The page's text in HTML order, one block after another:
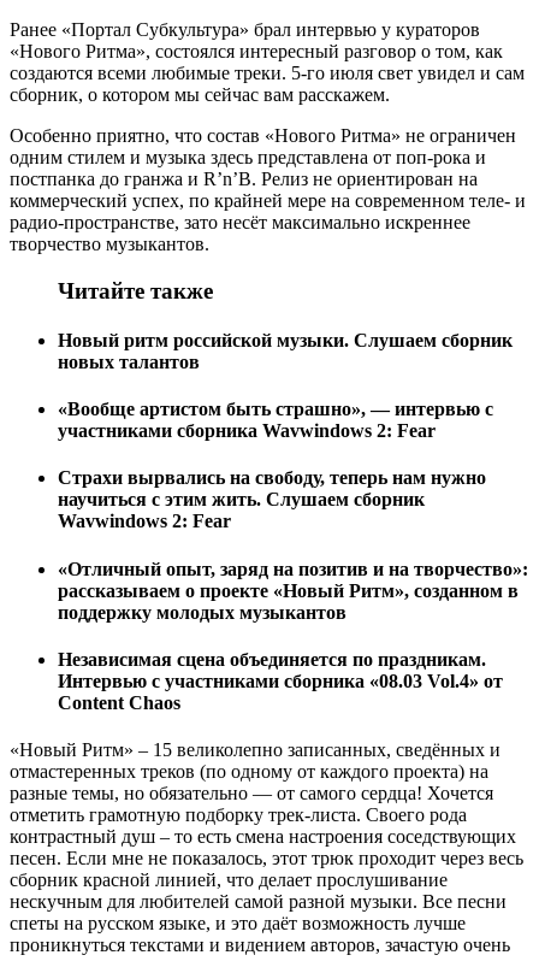
Ранее «Портал Субкультура» брал интервью у кураторов
«Нового Ритма», состоялся интересный разговор о том, как
создаются всеми любимые треки. 5-го июля свет увидел и сам
сборник, о котором мы сейчас вам расскажем.
Особенно приятно, что состав «Нового Ритма» не ограничен
одним стилем и музыка здесь представлена от поп-рока и
постпанка до гранжа и R’n’B. Релиз не ориентирован на
коммерческий успех, по крайней мере на современном теле- и
радио-пространстве, зато несёт максимально искреннее
творчество музыкантов.
Читайте также
Новый ритм российской музыки. Слушаем сборник
новых талантов
«Вообще артистом быть страшно», — интервью с
участниками сборника Wavwindows 2: Fear
Cтрахи вырвались на свободу, теперь нам нужно
научиться с этим жить. Слушаем сборник
Wavwindows 2: Fear
«Отличный опыт, заряд на позитив и на творчество»:
рассказываем о проекте «Новый Ритм», созданном в
поддержку молодых музыкантов
Независимая сцена объединяется по праздникам.
Интервью с участниками сборника «08.03 Vol.4» от
Content Chaos
«Новый Ритм» – 15 великолепно записанных, сведённых и
отмастеренных треков (по одному от каждого проекта) на
разные темы, но обязательно — от самого сердца! Хочется
отметить грамотную подборку трек-листа. Своего рода
контрастный душ – то есть смена настроения соседствующих
песен. Если мне не показалось, этот трюк проходит через весь
сборник красной линией, что делает прослушивание
нескучным для любителей самой разной музыки. Все песни
спеты на русском языке, и это даёт возможность лучше
проникнуться текстами и видением авторов, зачастую очень